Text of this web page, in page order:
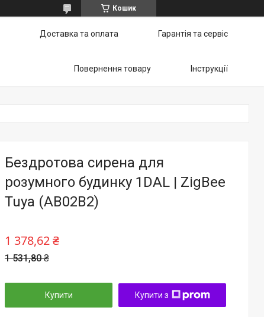
Кошик
Доставка та оплата Гарантія та сервіс
Повернення товару Інструкції
Бездротова сирена для
розумного будинку 1DAL | ZigBee
Tuya (AB02B2)
1 531,80 ₴
1 378,62 ₴
Купити Купити з